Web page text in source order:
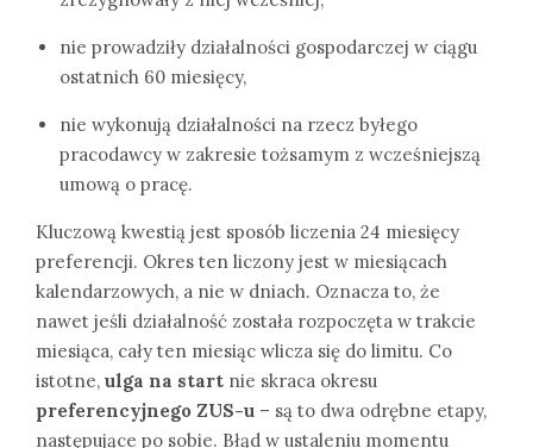
nie prowadziły działalności gospodarczej w ciągu
ostatnich 60 miesięcy,
nie wykonują działalności na rzecz byłego
pracodawcy w zakresie tożsamym z wcześniejszą
umową o pracę.
Kluczową kwestią jest sposób liczenia 24 miesięcy
preferencji. Okres ten liczony jest w miesiącach
kalendarzowych, a nie w dniach. Oznacza to, że
nawet jeśli działalność została rozpoczęta w trakcie
miesiąca, cały ten miesiąc wlicza się do limitu. Co
istotne, ulga na start nie skraca okresu
preferencyjnego ZUS-u – są to dwa odrębne etapy,
następujące po sobie. Błąd w ustaleniu momentu